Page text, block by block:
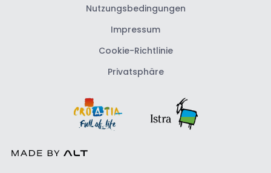
Nutzungsbedingungen
Impressum
Cookie-Richtlinie
Privatsphäre